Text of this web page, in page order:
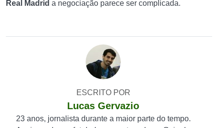
Real Madrid a negociação parece ser complicada.
ESCRITO POR
Lucas Gervazio
23 anos, jornalista durante a maior parte do tempo.